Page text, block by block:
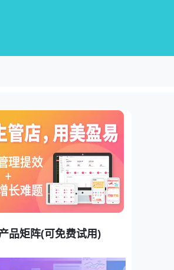
品矩阵(可免费试用)